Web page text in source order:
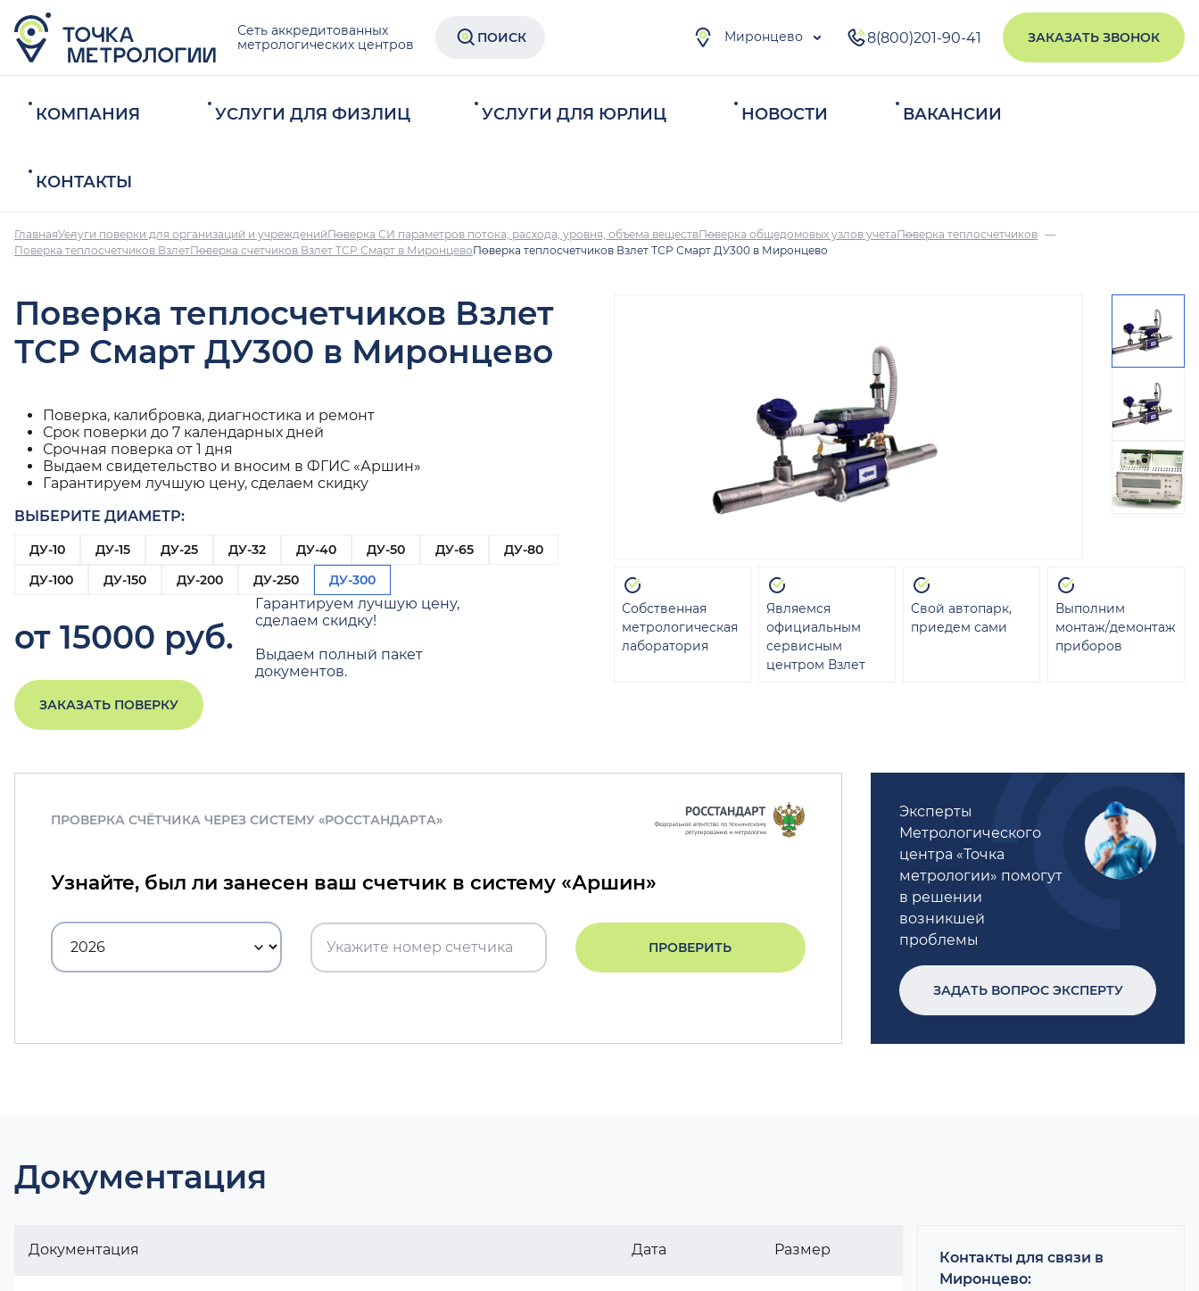
Сеть аккредитованных
метрологических центров
ПОИСК Миронцево 8(800)201-90-41 ЗАКАЗАТЬ ЗВОНОК
КОМПАНИЯ УСЛУГИ ДЛЯ ФИЗЛИЦ УСЛУГИ ДЛЯ ЮРЛИЦ НОВОСТИ ВАКАНСИИ
КОНТАКТЫ
ГлавнаяУслуги поверки для организаций и учрежденийПоверка СИ параметров потока, расхода, уровня, объема веществПоверка общедомовых узлов учетаПоверка теплосчетчиков
Поверка теплосчетчиков ВзлетПоверка счетчиков Взлет ТСР Смарт в МиронцевоПоверка теплосчетчиков Взлет ТСР Смарт ДУ300 в Миронцево
Поверка теплосчетчиков Взлет
ТСР Смарт ДУ300 в Миронцево
Поверка, калибровка, диагностика и ремонт
Срок поверки до 7 календарных дней
Срочная поверка от 1 дня
Выдаем свидетельство и вносим в ФГИС «Аршин»
Гарантируем лучшую цену, сделаем скидку
ВЫБЕРИТЕ ДИАМЕТР:
ДУ-10 ДУ-15 ДУ-25 ДУ-32 ДУ-40 ДУ-50 ДУ-65
ДУ-80
ДУ-100
ДУ-150 ДУ-200 ДУ-250 ДУ-300
от 15000 руб.
Гарантируем лучшую цену,
сделаем скидку!
Выдаем полный пакет
документов.
ЗАКАЗАТЬ ПОВЕРКУ
Собственная
метрологическая
лаборатория
Являемся
официальным
сервисным
центром Взлет
Свой автопарк,
приедем сами
Выполним
монтаж/демонтаж
приборов
ПРОВЕРКА СЧЁТЧИКА ЧЕРЕЗ СИСТЕМУ «РОССТАНДАРТА»
Узнайте, был ли занесен ваш счетчик в систему «Аршин»
ПРОВЕРИТЬ
Эксперты
Метрологического
центра «Точка
метрологии» помогут
в решении
возникшей
проблемы
ЗАДАТЬ ВОПРОС ЭКСПЕРТУ
Документация
Документация Дата Размер
Контакты для связи в
Миронцево: